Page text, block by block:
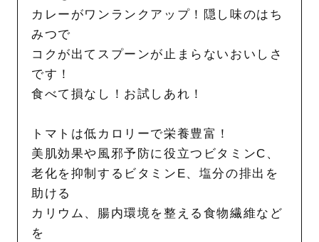
カレーがワンランクアップ！隠し味のはち
みつで
コクが出てスプーンが止まらないおいしさ
です！
食べて損なし！お試しあれ！
トマトは低カロリーで栄養豊富！
美肌効果や風邪予防に役立つビタミンC、
老化を抑制するビタミンE、塩分の排出を
助ける
カリウム、腸内環境を整える食物繊維など
を